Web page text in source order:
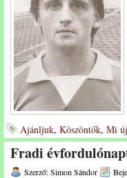
Ajánljuk, Köszöntők, Mi
Fradi
Szerző: Simon Sándor